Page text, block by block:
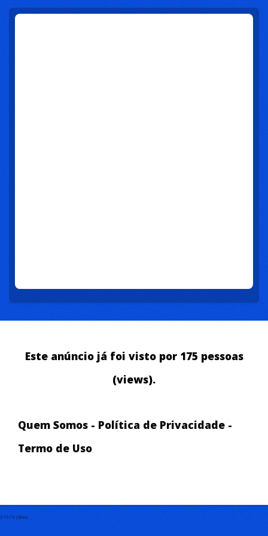
Este anúncio já foi visto por 175 pessoas
(views).
Quem Somos - Política de Privacidade -
Termo de Uso
31673 (Silvio)